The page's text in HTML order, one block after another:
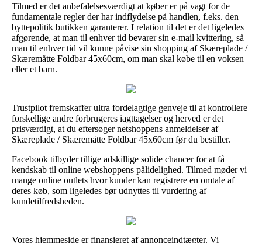
Tilmed er det anbefalelsesværdigt at køber er på vagt for de
fundamentale regler der har indflydelse på handlen, f.eks. den
byttepolitik butikken garanterer. I relation til det er det ligeledes
afgørende, at man til enhver tid bevarer sin e-mail kvittering, så
man til enhver tid vil kunne påvise sin shopping af Skæreplade /
Skæremåtte Foldbar 45x60cm, om man skal købe til en voksen
eller et barn.
Trustpilot fremskaffer ultra fordelagtige genveje til at kontrollere
forskellige andre forbrugeres iagttagelser og herved er det
prisværdigt, at du eftersøger netshoppens anmeldelser af
Skæreplade / Skæremåtte Foldbar 45x60cm før du bestiller.
Facebook tilbyder tillige adskillige solide chancer for at få
kendskab til online webshoppens pålidelighed. Tilmed møder vi
mange online outlets hvor kunder kan registrere en omtale af
deres køb, som ligeledes bør udnyttes til vurdering af
kundetilfredsheden.
Vores hjemmeside er finansieret af annonceindtægter. Vi